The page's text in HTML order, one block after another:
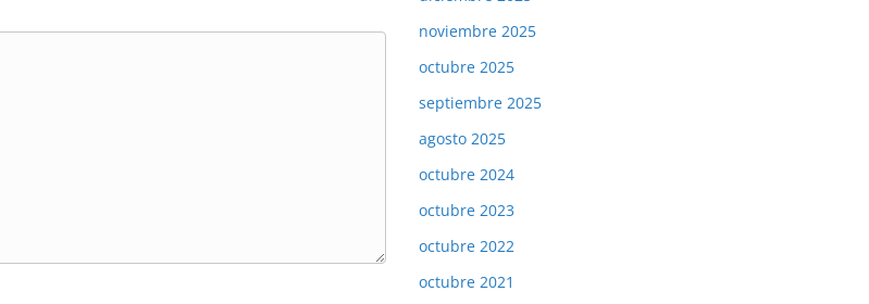
noviembre 2025
octubre 2025
septiembre 2025
agosto 2025
octubre 2024
octubre 2023
octubre 2022
octubre 2021